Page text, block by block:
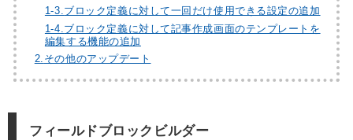
1-3.ブロック定義に対して一回だけ使用できる設定の追加
1-4. ブロック定義に対して記事作成画面のテンプレートを
編集する機能の追加
2. その他のアップデート
フィールドブロックビルダー